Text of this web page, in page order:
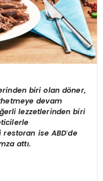
biri olan döner,
devam
ğerli lezzetlerinden biri
restoran ise ABD’de
attı.